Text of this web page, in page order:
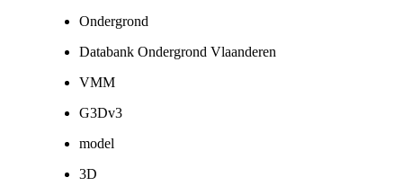
Ondergrond
Databank Ondergrond Vlaanderen
VMM
G3Dv3
model
3D